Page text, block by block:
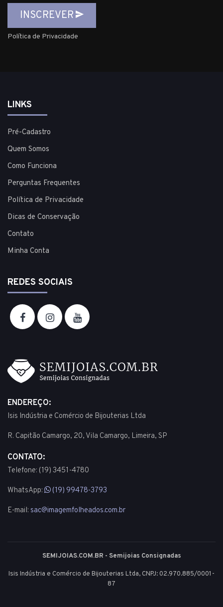
INSCREVER
Política de Privacidade
LINKS
Pré-Cadastro
Quem Somos
Como Funciona
Perguntas Frequentes
Política de Privacidade
Dicas de Conservação
Contato
Minha Conta
REDES SOCIAIS
ENDEREÇO:
Isis Indústria e Comércio de Bijouterias Ltda
R. Capitão Camargo, 20, Vila Camargo, Limeira, SP
CONTATO:
Telefone: (19) 3451-4780
WhatsApp: (19) 99478-3793
E-mail: sac@imagemfolheados.com.br
SEMIJOIAS.COM.BR - Semijoias Consignadas
Isis Indústria e Comércio de Bijouterias Ltda, CNPJ: 02.970.885/0001-
87